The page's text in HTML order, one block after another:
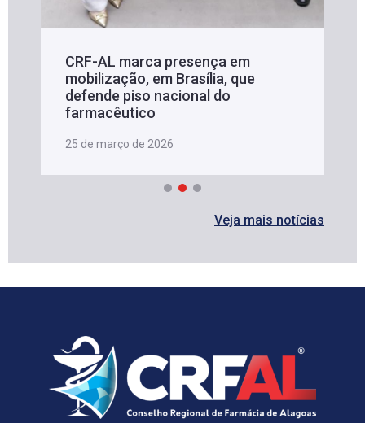
CRF-AL marca presença em
mobilização, em Brasília, que
defende piso nacional do
farmacêutico
25 de março de 2026
Veja mais notícias